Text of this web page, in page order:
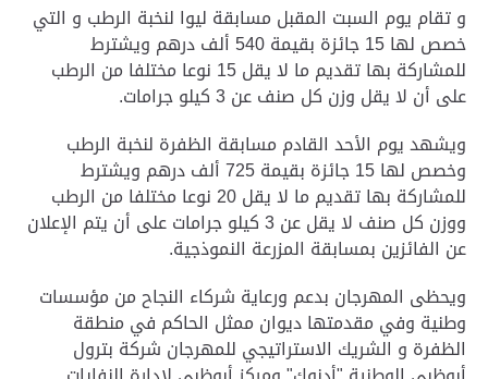
و تقام يوم السبت المقبل مسابقة ليوا لنخبة الرطب و التي
خصص لها 15 جائزة بقيمة 540 ألف درهم ويشترط
للمشاركة بها تقديم ما لا يقل 15 نوعا مختلفا من الرطب
على أن لا يقل وزن كل صنف عن 3 كيلو جرامات.
ويشهد يوم الأحد القادم مسابقة الظفرة لنخبة الرطب
وخصص لها 15 جائزة بقيمة 725 ألف درهم ويشترط
للمشاركة بها تقديم ما لا يقل 20 نوعا مختلفا من الرطب
ووزن كل صنف لا يقل عن 3 كيلو جرامات على أن يتم الإعلان
عن الفائزين بمسابقة المزرعة النموذجية.
ويحظى المهرجان بدعم ورعاية شركاء النجاح من مؤسسات
وطنية وفي مقدمتها ديوان ممثل الحاكم في منطقة
الظفرة و الشريك الاستراتيجي للمهرجان شركة بترول